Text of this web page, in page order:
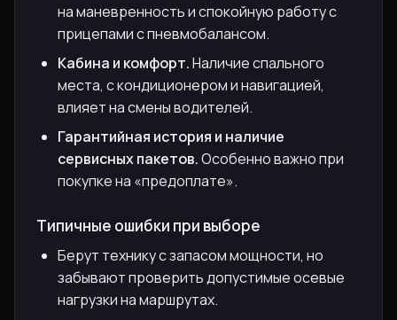
на маневренность и спокойную работу с
прицепами с пневмобалансом.
Кабина и комфорт.Наличие спального
места, с кондиционером и навигацией,
влияет на смены водителей.
Гарантийная история и наличие
сервисных пакетов.Особенно важно при
покупке на «предоплате».
Типичные ошибки при выборе
Берут технику с запасом мощности, но
забывают проверить допустимые осевые
нагрузки на маршрутах.